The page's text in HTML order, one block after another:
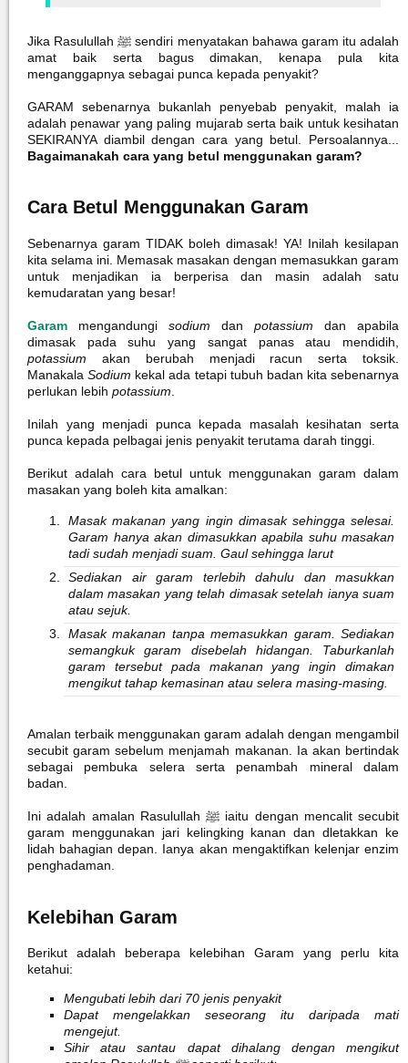
Jika Rasulullah ﷺ sendiri menyatakan bahawa garam itu adalah
amat baik serta bagus dimakan, kenapa pula kita
menganggapnya sebagai punca kepada penyakit?
GARAM sebenarnya bukanlah penyebab penyakit, malah ia
adalah penawar yang paling mujarab serta baik untuk kesihatan
SEKIRANYA diambil dengan cara yang betul. Persoalannya...
Bagaimanakah cara yang betul menggunakan garam?
Cara Betul Menggunakan Garam
Sebenarnya garam TIDAK boleh dimasak! YA! Inilah kesilapan
kita selama ini. Memasak masakan dengan memasukkan garam
untuk menjadikan ia berperisa dan masin adalah satu
kemudaratan yang besar!
Garam mengandungi sodium dan potassium dan apabila
dimasak pada suhu yang sangat panas atau mendidih,
potassium akan berubah menjadi racun serta toksik.
ManakalaSodium kekal ada tetapi tubuh badan kita sebenarnya
perlukan lebih potassium
Inilah yang menjadi punca kepada masalah kesihatan serta
punca kepada pelbagai jenis penyakit terutama darah tinggi.
Berikut adalah cara betul untuk menggunakan garam dalam
masakan yang boleh kita amalkan:
Masak makanan yang ingin dimasak sehingga selesai.
Garam hanya akan dimasukkan apabila suhu masakan
tadi sudah menjadi suam. Gaul sehingga larut
Sediakan air garam terlebih dahulu dan masukkan
dalam masakan yang telah dimasak setelah ianya suam
atau sejuk.
Masak makanan tanpa memasukkan garam. Sediakan
semangkuk garam disebelah hidangan. Taburkanlah
garam tersebut pada makanan yang ingin dimakan
mengikut tahap kemasinan atau selera masing-masing.
Amalan terbaik menggunakan garam adalah dengan mengambil
secubit garam sebelum menjamah makanan. Ia akan bertindak
sebagai pembuka selera serta penambah mineral dalam
badan.
Ini adalah amalan Rasulullah ﷺ iaitu dengan mencalit secubit
garam menggunakan jari kelingking kanan dan dletakkan ke
lidah bahagian depan. Ianya akan mengaktifkan kelenjar enzim
penghadaman.
Kelebihan Garam
Berikut adalah beberapa kelebihan Garam yang perlu kita
ketahui:
Mengubati lebih dari 70 jenis penyakit
Dapat mengelakkan seseorang itu daripada mati
mengejut.
Sihir atau santau dapat dihalang dengan mengikut